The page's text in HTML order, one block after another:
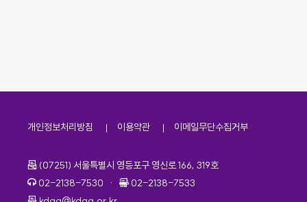
개인정보처리방침 이용약관 이메일무단수집거부
주소
(07251) 서울특별시 영등포구 영신로 166, 319호
전화번호
02-2138-7530 · 팩스번호
02-2138-7533